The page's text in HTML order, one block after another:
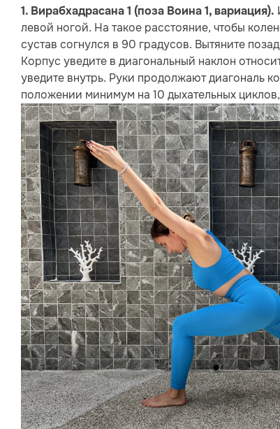
1. Вирабхадрасана 1 (поза Воина 1, вариация).
левой ногой. На такое расстояние, чтобы
сустав согнулся в 90 градусов. Вытяните
Корпус уведите в диагональный наклон
уведите внутрь. Руки продолжают диагональ
положении минимум на 10 дыхательных